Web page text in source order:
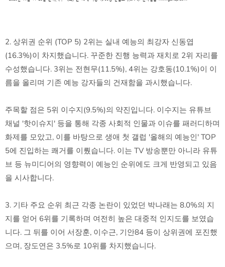
2. 상위권 순위 (TOP 5) 2위는 실내 예능의 최강자 신동엽
(16.3%)이 차지했습니다. 꾸준한 진행 능력과 재치로 2위 자리를
수성했습니다. 3위는 전현무(11.5%), 4위는 강호동(10.1%)이 이
름을 올리며 기존 예능 강자들의 건재함을 과시했습니다.
주목할 점은 5위 이수지(9.5%)의 약진입니다. 이수지는 유튜브
채널 '핫이슈지' 등을 통해 각종 사회적 인물과 이슈를 패러디하며
화제를 모았고, 이를 바탕으로 생애 첫 갤럽 '올해의 예능인' TOP
5에 진입하는 쾌거를 이뤘습니다. 이는 TV 방송뿐만 아니라 유튜
브 등 뉴미디어의 영향력이 예능인 순위에도 크게 반영되고 있음
을 시사합니다.
3. 기타 주요 순위 최근 각종 논란이 있었던 박나래는 8.0%의 지
지를 얻어 6위를 기록하며 여전히 높은 대중적 인지도를 보였습
니다. 그 뒤를 이어 서장훈, 이수근, 기안84 등이 상위권에 포진했
으며, 장도연은 3.5%로 10위를 차지했습니다.